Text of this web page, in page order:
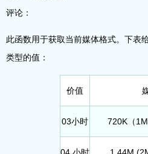
此函数用于获取当前媒体格式。下表
类型的值：
价值
03小时 720K（1M
04 小时 1.44M